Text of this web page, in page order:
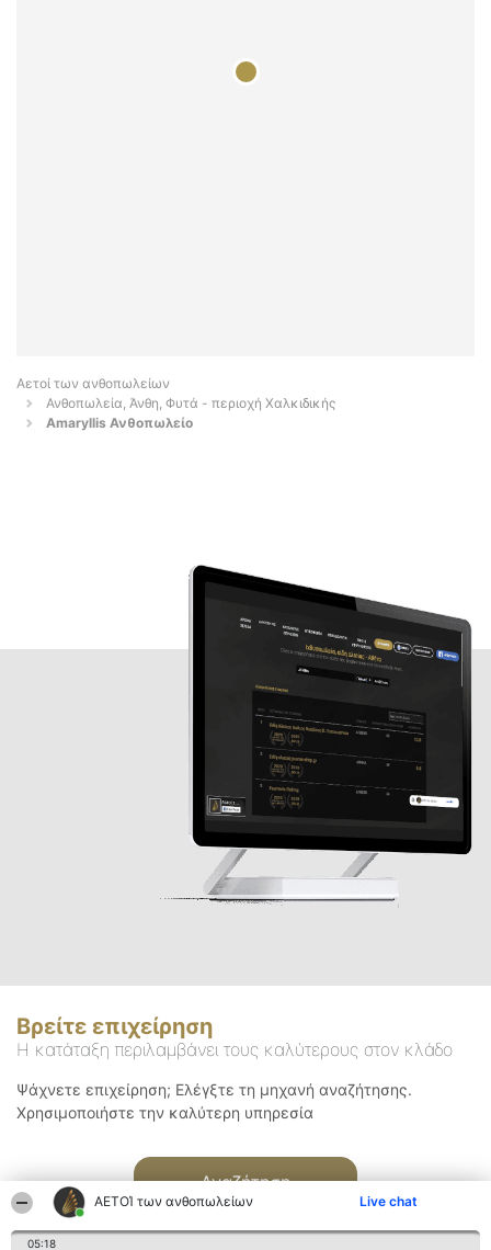
ΑΕΤΟΊ των ανθοπωλείων Live chat
05:18
Αετοί των ανθοπωλείων
Ανθοπωλεία, Άνθη, Φυτά - περιοχή Χαλκιδικής
Amaryllis Ανθοπωλείο
Βρείτε επιχείρηση
Η κατάταξη περιλαμβάνει τους καλύτερους στον κλάδο
Ψάχνετε επιχείρηση; Ελέγξτε τη μηχανή αναζήτησης.
Χρησιμοποιήστε την καλύτερη υπηρεσία
Αναζήτηση